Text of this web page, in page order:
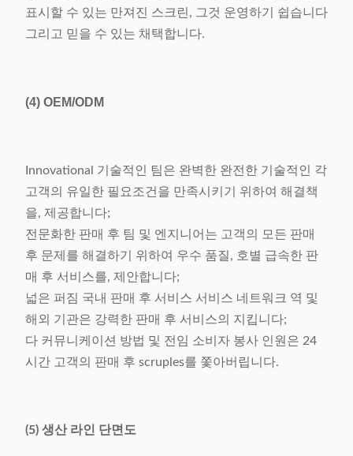
표시할 수 있는 만져진 스크린, 그것 운영하기 쉽습니다
그리고 믿을 수 있는 채택합니다.
(4) OEM/ODM
Innovational 기술적인 팀은 완벽한 완전한 기술적인 각
고객의 유일한 필요조건을 만족시키기 위하여 해결책
을, 제공합니다;
전문화한 판매 후 팀 및 엔지니어는 고객의 모든 판매
후 문제를 해결하기 위하여 우수 품질, 호별 급속한 판
매 후 서비스를, 제안합니다;
넓은 퍼짐 국내 판매 후 서비스 서비스 네트워크 역 및
해외 기관은 강력한 판매 후 서비스의 지킵니다;
다 커뮤니케이션 방법 및 전임 소비자 봉사 인원은 24
시간 고객의 판매 후 scruples를 쫓아버립니다.
(5) 생산 라인 단면도